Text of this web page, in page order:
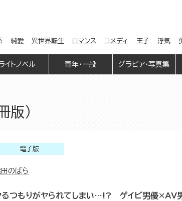
純愛 異世界転生 ロマンス コメディ 王子 浮気
イトノベル 青年・一般 グラビア・写真集
版）
電子版
のばら
るつもりがヤられてしまい…!? ゲイビ男優×AV